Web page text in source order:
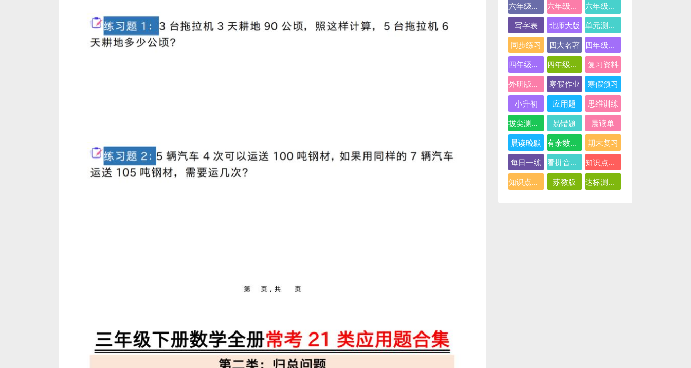
六年级数学
六年级英语
六年级语文
写字表
北师大版
单元测试卷
同步练习
四大名著
四年级下册语文
四年级数学
四年级语文
复习资料
外研版三起点
寒假作业
寒假预习
小升初
应用题
思维训练
拔尖测试卷
易错题
晨读单
晨读晚默
有余数的除法
期末复习
每日一练
看拼音写词语
知识点总结
知识点汇总
苏教版 达标测试卷